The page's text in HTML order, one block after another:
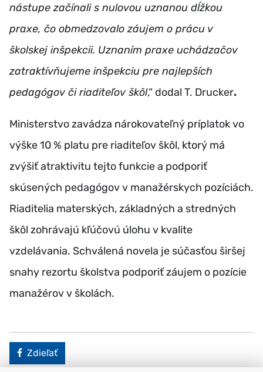
nástupe začínali s nulovou uznanou dĺžkou
praxe, čo obmedzovalo záujem o prácu v
školskej inšpekcii. Uznaním praxe uchádzačov
zatraktívňujeme inšpekciu pre najlepších
pedagógov či riaditeľov škôl,“ dodal T. Drucker.
Ministerstvo zavádza nárokovateľný príplatok vo
výške 10 % platu pre riaditeľov škôl, ktorý má
zvýšiť atraktivitu tejto funkcie a podporiť
skúsených pedagógov v manažérskych pozíciách.
Riaditelia materských, základných a stredných
škôl zohrávajú kľúčovú úlohu v kvalite
vzdelávania. Schválená novela je súčasťou širšej
snahy rezortu školstva podporiť záujem o pozície
manažérov v školách.
Facebook
Zdieľať